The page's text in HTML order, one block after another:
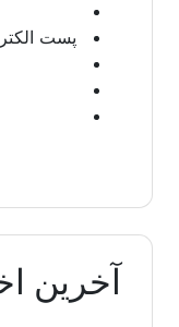
پست
آخرین